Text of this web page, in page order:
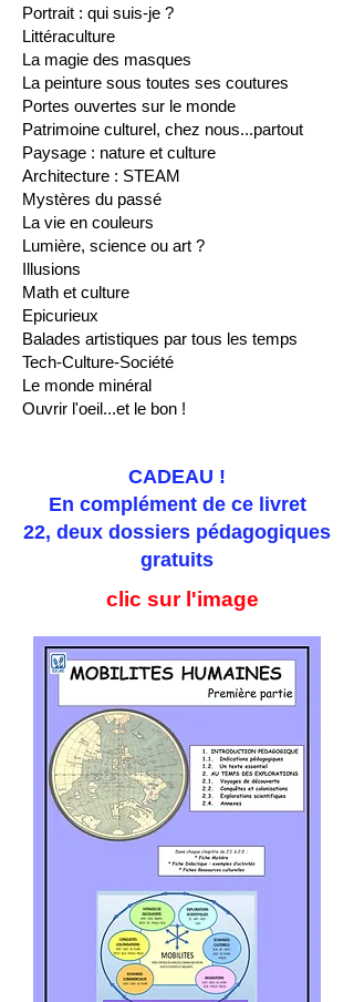
Portrait : qui suis-je ?
Littéraculture
La magie des masques
La peinture sous toutes ses coutures
Portes ouvertes sur le monde
Patrimoine culturel, chez nous...partout
Paysage : nature et culture
Architecture : STEAM
Mystères du passé
La vie en couleurs
Lumière, science ou art ?
Illusions
Math et culture
Epicurieux
Balades artistiques par tous les temps
Tech-Culture-Société
Le monde minéral
Ouvrir l'oeil...et le bon !
CADEAU !
En complément de ce livret
22, deux dossiers pédagogiques
gratuits
clic sur l'image